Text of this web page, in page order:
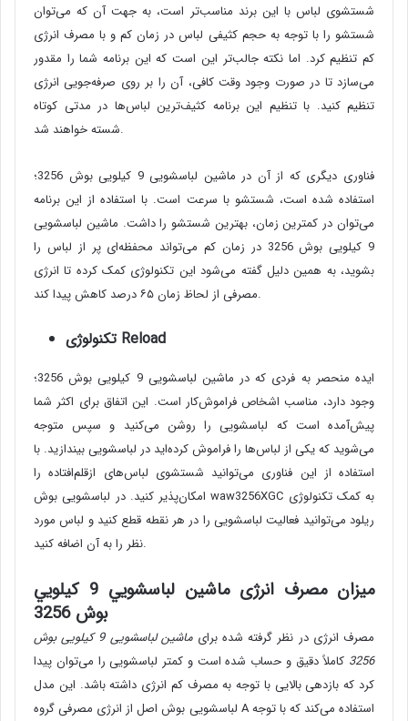
شستشوی لباس با این برند مناسب‌تر است، به جهت آن که می‌توان
شستشو را با توجه به حجم کثیفی لباس در زمان کم و با مصرف انرژی
کم تنظیم کرد. اما نکته جالب‌تر این است که این برنامه شما را مقدور
می‌سازد تا در صورت وجود وقت کافی، آن را بر روی صرفه‌جویی انرژی
تنظیم کنید. با تنظیم این برنامه کثیف‌ترین لباس‌ها در مدتی کوتاه
شسته خواهند شد.
فناوری دیگری که از آن در ماشین لباسشویی 9 کیلویی بوش 3256؛
استفاده شده است، شستشو با سرعت است. با استفاده از این برنامه
می‌توان در کمترین زمان، بهترین شستشو را داشت. ماشین لباسشویی
9 کیلویی بوش 3256 در زمان کم می‌تواند محفظه‌ای پر از لباس را
بشوید، به همین دلیل گفته می‌شود این تکنولوژی کمک کرده تا انرژی
مصرفی از لحاظ زمان ۶۵ درصد کاهش پیدا کند‌.
تکنولوژی Reload
ایده منحصر به فردی که در ماشین لباسشویی 9 کیلویی بوش 3256؛
وجود دارد، مناسب اشخاص فراموش‌کار است. این اتفاق برای اکثر شما
پیش‌آمده است که لباسشویی را روشن می‌کنید و سپس متوجه
می‌شوید که یکی از لباس‌ها را فراموش کرده‌اید در لباسشویی بیندازید. با
استفاده از این فناوری می‌توانید شستشوی لباس‌های ازقلم‌افتاده را
امکان‌پذیر کنید. در لباسشویی بوش waw3256XGC به کمک تکنولوژی
ریلود می‌توانید فعالیت لباسشویی را در هر نقطه قطع کنید و لباس مورد
نظر را به آن اضافه کنید.
میزان مصرف انرژی ماشين لباسشويي 9 کيلويي
بوش 3256
مصرف انرژی در نظر گرفته شده برای
ماشین لباسشویی 9 کیلویی بوش
3256 کاملاً دقیق و حساب شده است و کمتر لباسشویی را می‌توان پیدا
کرد که بازدهی بالایی با توجه به مصرف کم انرژی داشته باشد. این مدل
لباسشویی بوش اصل از انرژی مصرفی گروه A استفاده می‌کند که با توجه